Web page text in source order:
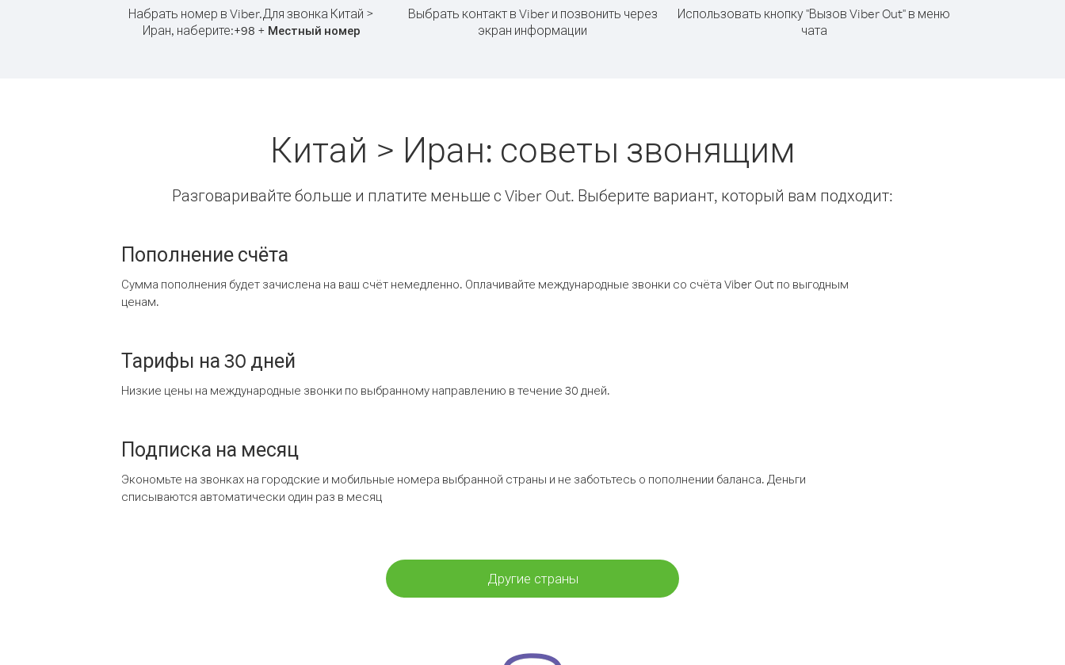
Набрать номер в Viber.Для звонка Китай >
Иран, наберите:+98 + Местный номер
Выбрать контакт в Viber и позвонить через
экран информации
Использовать кнопку "Вызов Viber Out" в меню
чата
Китай > Иран: советы звонящим
Разговаривайте больше и платите меньше с Viber Out. Выберите вариант, который вам подходит:
Пополнение счёта
Сумма пополнения будет зачислена на ваш счёт немедленно. Оплачивайте международные звонки со счёта Viber Out по выгодным
ценам.
Тарифы на 30 дней
Низкие цены на международные звонки по выбранному направлению в течение 30 дней.
Подписка на месяц
Экономьте на звонках на городские и мобильные номера выбранной страны и не заботьтесь о пополнении баланса. Деньги
списываются автоматически один раз в месяц
Другие страны